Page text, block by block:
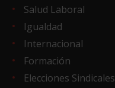
Salud Laboral
Igualdad
Internacional
Formación
Elecciones Sindicales